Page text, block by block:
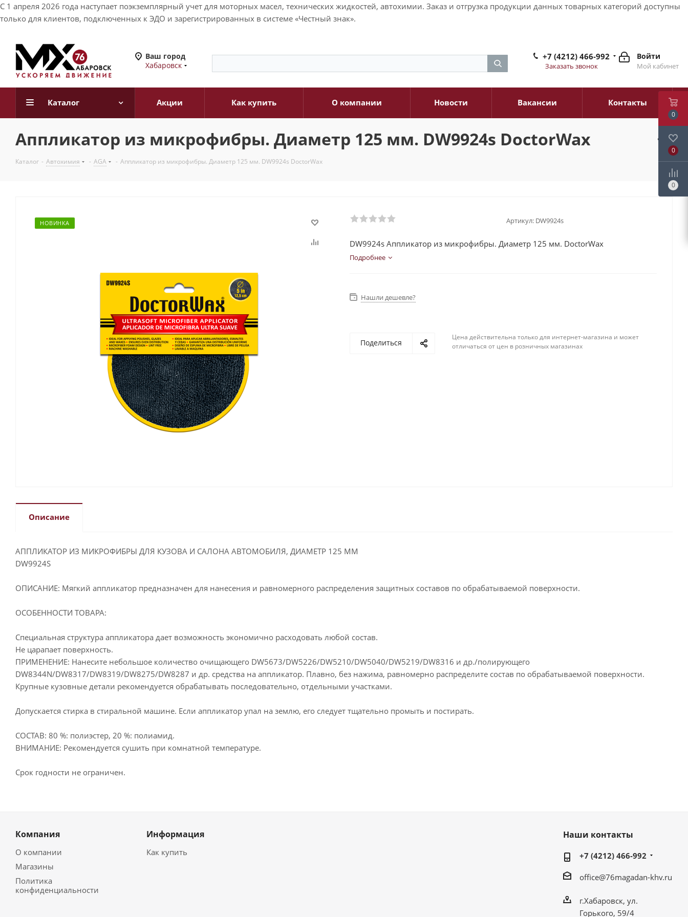
С 1 апреля 2026 года наступает поэкземплярный учет для моторных масел, технических жидкостей, автохимии. Заказ и отгрузка продукции данных товарных категорий доступны
только для клиентов, подключенных к ЭДО и зарегистрированных в системе «Честный знак».
Ваш город
Хабаровск
Войти
Мой кабинет
+7 (4212) 466-992
Заказать звонок
Каталог Акции Как купить О компании Новости Вакансии Контакты
Аппликатор из микрофибры. Диаметр 125 мм. DW9924s DoctorWax
Каталог - Автохимия - AGA - Аппликатор из микрофибры. Диаметр 125 мм. DW9924s DoctorWax
НОВИНКА Артикул: DW9924s
DW9924s Аппликатор из микрофибры. Диаметр 125 мм. DoctorWax
Подробнее
Нашли дешевле?
Поделиться
Цена действительна только для интернет-магазина и может
отличаться от цен в розничных магазинах
Описание
АППЛИКАТОР ИЗ МИКРОФИБРЫ ДЛЯ КУЗОВА И САЛОНА АВТОМОБИЛЯ, ДИАМЕТР 125 ММ
DW9924S
ОПИСАНИЕ: Мягкий аппликатор предназначен для нанесения и равномерного распределения защитных составов по обрабатываемой поверхности.
ОСОБЕННОСТИ ТОВАРА:
Специальная структура аппликатора дает возможность экономично расходовать любой состав.
Не царапает поверхность.
ПРИМЕНЕНИЕ: Нанесите небольшое количество очищающего DW5673/DW5226/DW5210/DW5040/DW5219/DW8316 и др./полирующего
DW8344N/DW8317/DW8319/DW8275/DW8287 и др. средства на аппликатор. Плавно, без нажима, равномерно распределите состав по обрабатываемой поверхности.
Крупные кузовные детали рекомендуется обрабатывать последовательно, отдельными участками.
Допускается стирка в стиральной машине. Если аппликатор упал на землю, его следует тщательно промыть и постирать.
СОСТАВ: 80 %: полиэстер, 20 %: полиамид.
ВНИМАНИЕ: Рекомендуется сушить при комнатной температуре.
Срок годности не ограничен.
Компания
О компании
Магазины
Политика
конфиденциальности
Информация
Как купить
Наши контакты
+7 (4212) 466-992
office@76magadan-khv.ru
г.Хабаровск, ул.
Горького, 59/4
0
0
0